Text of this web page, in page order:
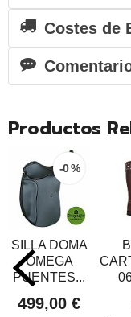
Costes de
Productos
-0 %
SILLA DOMA
OMEGA
PUENTES...
499,00 €